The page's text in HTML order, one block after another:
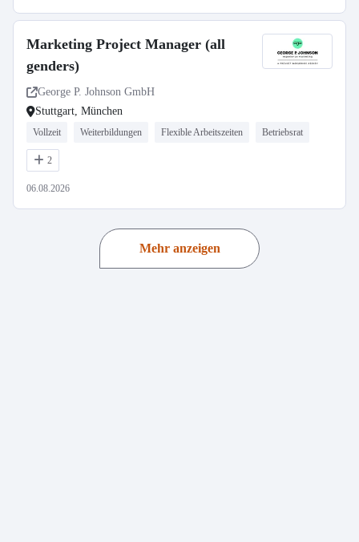
Marketing Project Manager (all
genders)
George P. Johnson GmbH
Stuttgart, München
Vollzeit Weiterbildungen Flexible Arbeitszeiten Betriebsrat
2
06.08.2026
Mehr anzeigen